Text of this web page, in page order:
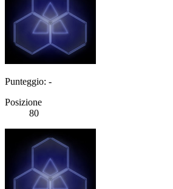
Punteggio: -
Posizione
80